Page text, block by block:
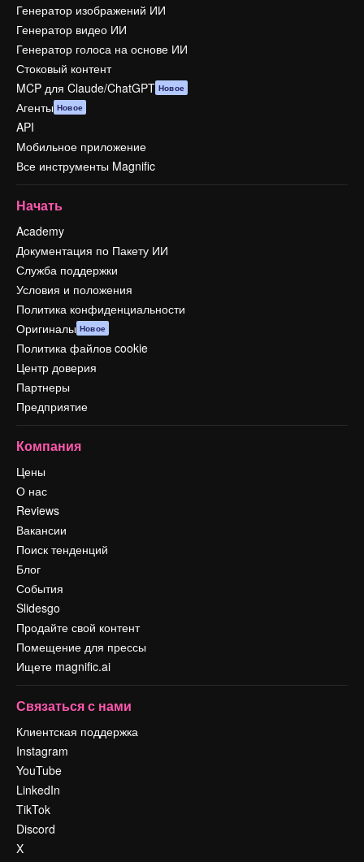
Генератор изображений ИИ
Генератор видео ИИ
Генератор голоса на основе ИИ
Стоковый контент
MCP для Claude/ChatGPT Новое
Агенты Новое
API
Мобильное приложение
Все инструменты Magnific
Начать
Academy
Документация по Пакету ИИ
Служба поддержки
Условия и положения
Политика конфиденциальности
Оригиналы Новое
Политика файлов cookie
Центр доверия
Партнеры
Предприятие
Компания
Цены
О нас
Reviews
Вакансии
Поиск тенденций
Блог
События
Slidesgo
Продайте свой контент
Помещение для прессы
Ищете magnific.ai
Связаться с нами
Клиентская поддержка
Instagram
YouTube
LinkedIn
TikTok
Discord
X